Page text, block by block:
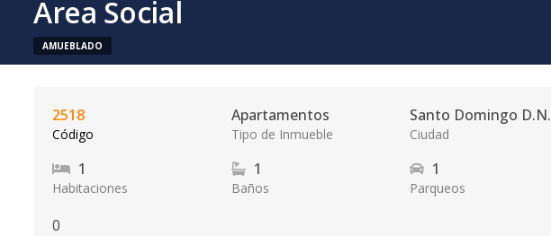
Area Social
AMUEBLADO
2518
Código
Apartamentos
Tipo de Inmueble
Santo Domingo D.N.
Ciudad
1
Habitaciones
1
Baños
1
Parqueos
0